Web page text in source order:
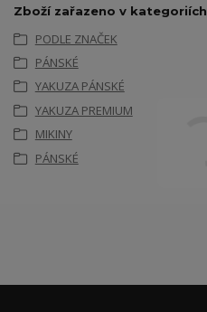
Zboží zařazeno v kategoriích
PODLE ZNAČEK
PÁNSKÉ
YAKUZA PÁNSKÉ
YAKUZA PREMIUM
MIKINY
PÁNSKÉ